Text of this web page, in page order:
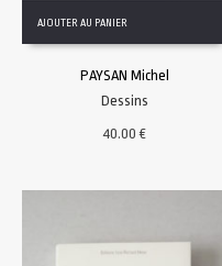
AJOUTER AU PANIER
PAYSAN Michel
Dessins
40.00€